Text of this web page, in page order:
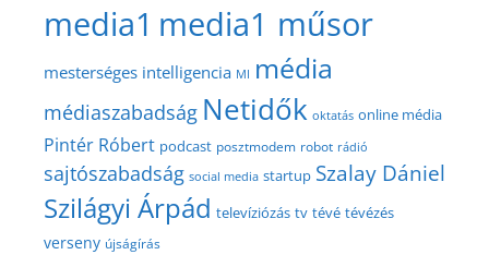
media1 media1 műsor
mesterséges intelligencia MI média
médiaszabadság Netidők oktatás online média
Pintér Róbert podcast posztmodem robot rádió
sajtószabadság social media startup Szalay Dániel
Szilágyi Árpád televíziózás tv tévé tévézés
verseny újságírás